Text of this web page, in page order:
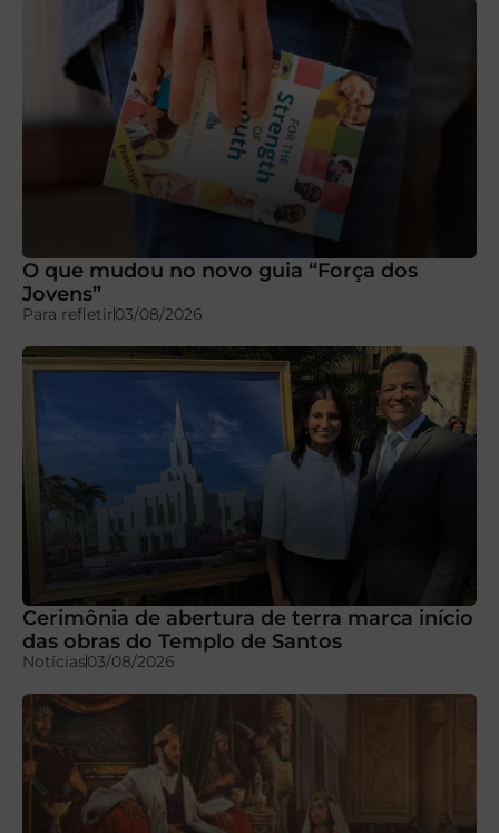
O que mudou no novo guia “Força dos
Jovens”
Para refletir03/08/2026
Cerimônia de abertura de terra marca início
das obras do Templo de Santos
Notícias03/08/2026